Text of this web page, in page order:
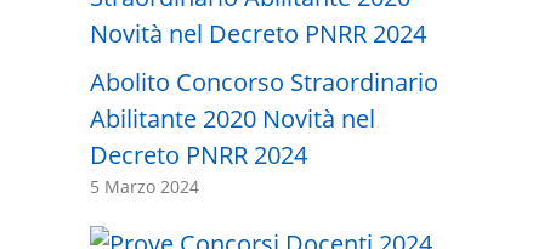
Abolito Concorso Straordinario
Abilitante 2020 Novità nel
Decreto PNRR 2024
5 Marzo 2024